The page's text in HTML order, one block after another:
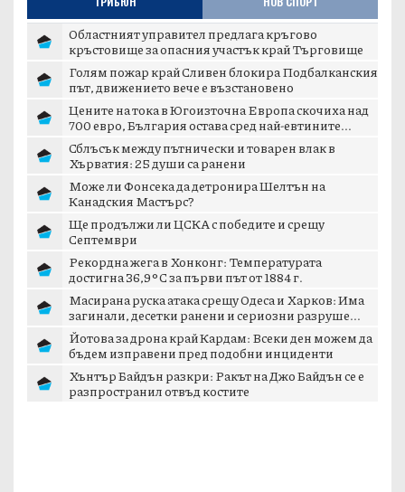
Областният управител предлага кръгово
кръстовище за опасния участък край Търговище
Голям пожар край Сливен блокира Подбалканския
път, движението вече е възстановено
Цените на тока в Югоизточна Европа скочиха над
700 евро, България остава сред най-евтините...
Сблъсък между пътнически и товарен влак в
Хърватия: 25 души са ранени
Може ли Фонсека да детронира Шелтън на
Канадския Мастърс?
Ще продължи ли ЦСКА с победите и срещу
Септември
Рекордна жега в Хонконг: Температурата
достигна 36,9°C за първи път от 1884 г.
Масирана руска атака срещу Одеса и Харков: Има
загинали, десетки ранени и сериозни разруше...
Йотова за дрона край Кардам: Всеки ден можем да
бъдем изправени пред подобни инциденти
Хънтър Байдън разкри: Ракът на Джо Байдън се е
разпространил отвъд костите